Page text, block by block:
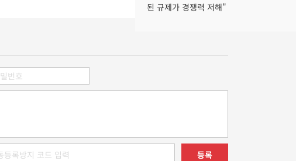
된 규제가 경쟁력 저해"
등록